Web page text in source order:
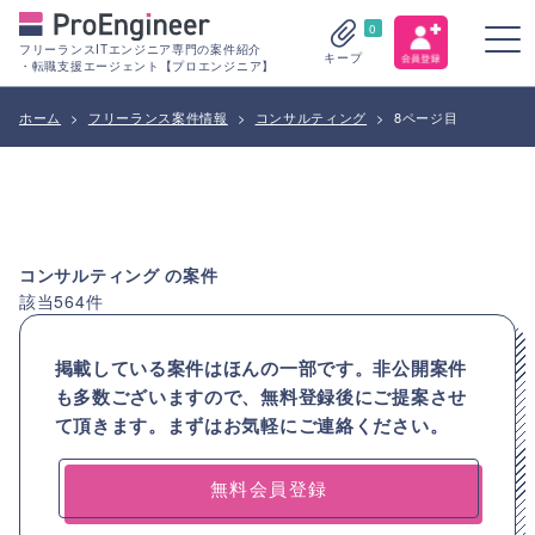
フリーランスITエンジニア専門の案件紹介
・転職支援エージェント【プロエンジニア】
0
キープ
ホーム > フリーランス案件情報 > コンサルティング > 8ページ目
コンサルティングの案件
該当564件
掲載している案件はほんの一部です。非公開案件
も多数ございますので、無料登録後にご提案させ
て頂きます。まずはお気軽にご連絡ください。
無料会員登録